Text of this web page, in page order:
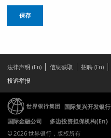
保存
法律声明 (En) 信息获取 招聘 (En)
投诉举报
国际复兴开发银行
国际金融公司
多边投资担保机构(En)
© 2026 世界银行，版权所有